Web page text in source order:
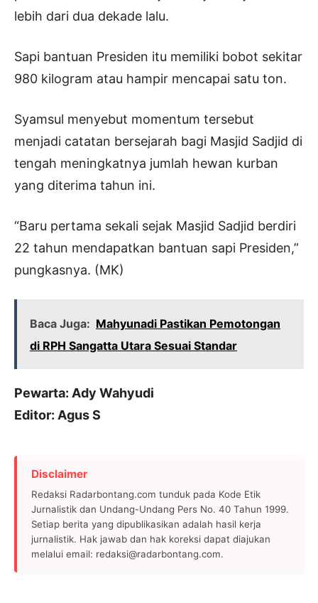
lebih dari dua dekade lalu.
Sapi bantuan Presiden itu memiliki bobot sekitar
980 kilogram atau hampir mencapai satu ton.
Syamsul menyebut momentum tersebut
menjadi catatan bersejarah bagi Masjid Sadjid di
tengah meningkatnya jumlah hewan kurban
yang diterima tahun ini.
“Baru pertama sekali sejak Masjid Sadjid berdiri
22 tahun mendapatkan bantuan sapi Presiden,”
pungkasnya. (MK)
Baca Juga: Mahyunadi Pastikan Pemotongan
di RPH Sangatta Utara Sesuai Standar
Pewarta: Ady Wahyudi
Editor: Agus S
Disclaimer
Redaksi Radarbontang.com tunduk pada Kode Etik
Jurnalistik dan Undang-Undang Pers No. 40 Tahun 1999.
Setiap berita yang dipublikasikan adalah hasil kerja
jurnalistik. Hak jawab dan hak koreksi dapat diajukan
melalui email: redaksi@radarbontang.com.